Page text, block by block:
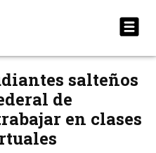
salteños
de
en clases